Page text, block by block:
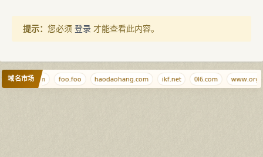
提示： 您必须 登录 才能查看此内容。
域名市场
xiaojiba.com foo.foo haodaohang.com ikf.net 0l6.com